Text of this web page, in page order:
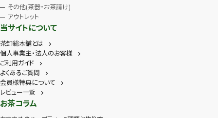
その他(茶器・お茶請け)
アウトレット
当サイトについて
茶卸総本舗とは
個人事業主・法人のお客様
ご利用ガイド
よくあるご質問
会員様特典について
レビュー一覧
お茶コラム